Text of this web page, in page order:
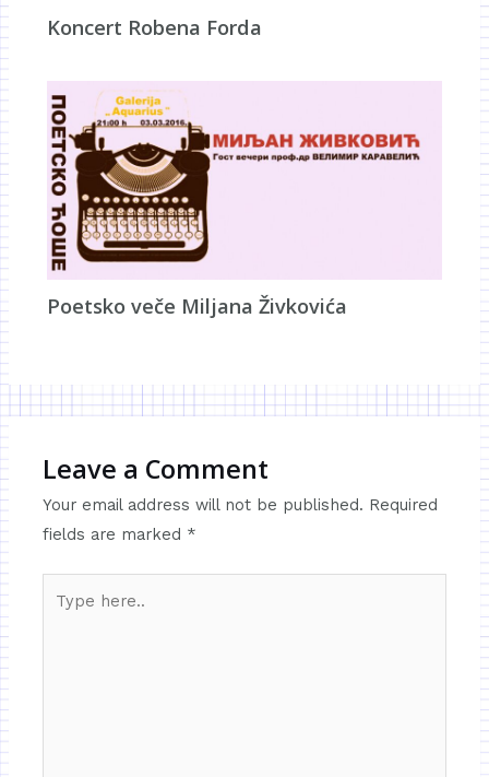
Koncert Robena Forda
Poetsko veče Miljana Živkovića
Leave a Comment
Your email address will not be published. Required
fields are marked *